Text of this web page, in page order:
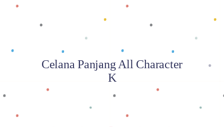
Celana Panjang All Character
K